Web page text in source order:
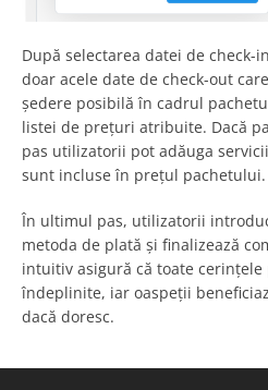
După selectarea datei de check-
doar acele date de check-out
ședere posibilă în cadrul
listei de prețuri atribuite. Dacă
pas utilizatorii pot adăuga
sunt incluse în prețul pachetului.
În ultimul pas, utilizatorii
metoda de plată și finalizează
intuitiv asigură că toate
îndeplinite, iar oaspeții
dacă doresc.